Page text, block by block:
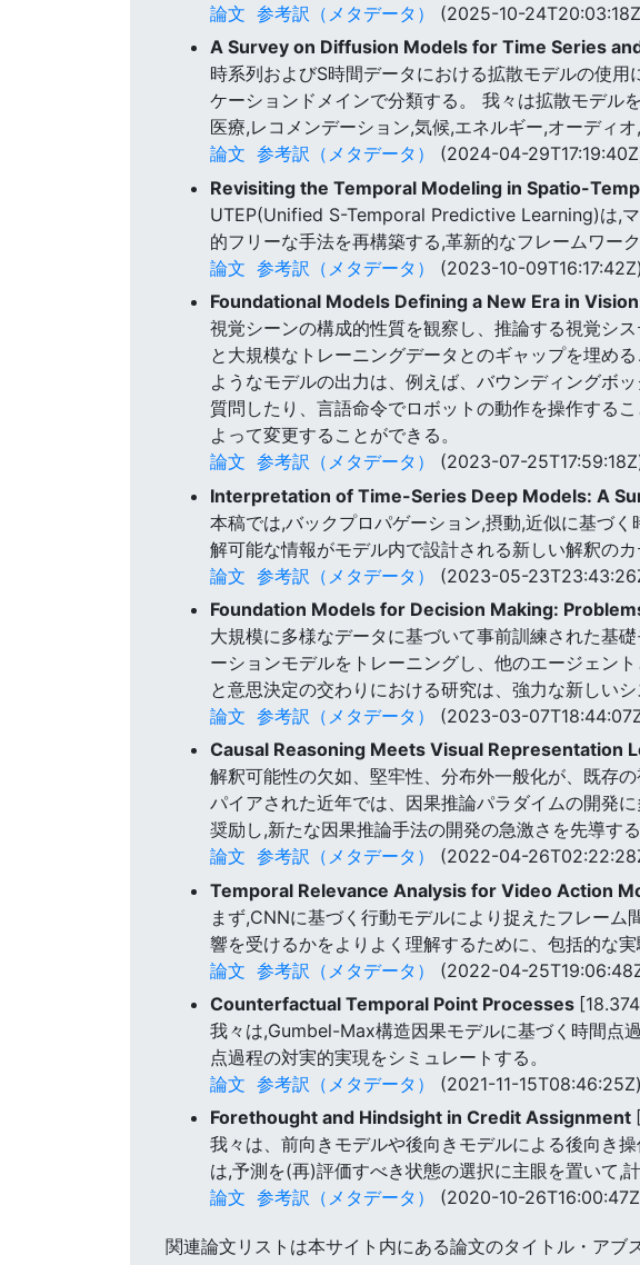
論文 参考訳（メタデータ）
(2025-10-
A Survey on Diffusion Models for Time Series
時系列およびS時間データにおける拡散モデルの使
ケーションドメインで分類する。 我々は拡散モデル
医療,レコメンデーション,気候,エネルギー,オーディ
論文 参考訳（メタデータ）
(2024-04-
Revisiting the Temporal Modeling in Spatio-
UTEP(Unified S-Temporal Predictive Learning)は,
的フリーな手法を再構築する,革新的なフレームワーク
論文 参考訳（メタデータ）
(2023-10-09T16:17:42Z)
Foundational Models Defining a New Era in
視覚シーンの構成的性質を観察し、推論する視覚シ
と大規模なトレーニングデータとのギャップを埋め
ようなモデルの出力は、例えば、バウンディングボ
質問したり、言語命令でロボットの動作を操作する
よって変更することができる。
論文 参考訳（メタデータ）
(2023-07-
Interpretation of Time-Series Deep Models: A
本稿では,バックプロパゲーション,摂動,近似に基づ
解可能な情報がモデル内で設計される新しい解釈の
論文 参考訳（メタデータ）
(2023-05-
Foundation Models for Decision Making:
大規模に多様なデータに基づいて事前訓練された基
ーションモデルをトレーニングし、他のエージェン
と意思決定の交わりにおける研究は、強力な新しい
論文 参考訳（メタデータ）
(2023-03-
Causal Reasoning Meets Visual Representation
解釈可能性の欠如、堅牢性、分布外一般化が、既存
パイアされた近年では、因果推論パラダイムの開発
奨励し,新たな因果推論手法の開発の急激さを先導す
論文 参考訳（メタデータ）
(2022-04-
Temporal Relevance Analysis for Video Action
まず,CNNに基づく行動モデルにより捉えたフレー
響を受けるかをよりよく理解するために、包括的な実
論文 参考訳（メタデータ）
(2022-04-
Counterfactual Temporal Point Processes
我々は,Gumbel-Max構造因果モデルに基づく時間点
点過程の対実的実現をシミュレートする。
論文 参考訳（メタデータ）
(2021-11-15T08:46:25Z)
Forethought and Hindsight in Credit Assignment
我々は、前向きモデルや後向きモデルによる後向き
は,予測を(再)評価すべき状態の選択に主眼を置いて,
論文 参考訳（メタデータ） (2020-10-
関連論文リストは本サイト内にある論文のタイトル・アブ